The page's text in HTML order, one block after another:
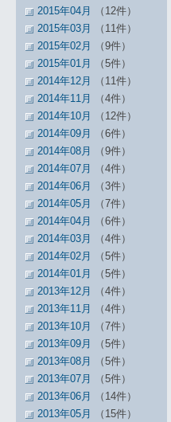
2015年04月
（12件）
2015年03月
（11件）
2015年02月
（9件）
2015年01月
（5件）
2014年12月
（11件）
2014年11月
（4件）
2014年10月
（12件）
2014年09月
（6件）
2014年08月
（9件）
2014年07月
（4件）
2014年06月
（3件）
2014年05月
（7件）
2014年04月
（6件）
2014年03月
（4件）
2014年02月
（5件）
2014年01月
（5件）
2013年12月
（4件）
2013年11月
（4件）
2013年10月
（7件）
2013年09月
（5件）
2013年08月
（5件）
2013年07月
（5件）
2013年06月
（14件）
2013年05月
（15件）